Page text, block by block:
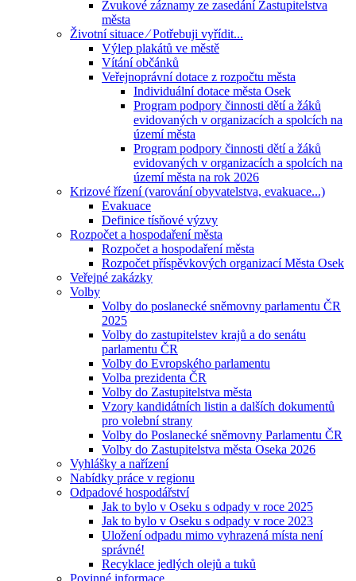
Zvukové záznamy ze zasedání Zastupitelstva
města
Životní situace ⁄ Potřebuji vyřídit...
Výlep plakátů ve městě
Vítání občánků
Veřejnoprávní dotace z rozpočtu města
Individuální dotace města Osek
Program podpory činnosti dětí a žáků
evidovaných v organizacích a spolcích na
území města
Program podpory činnosti dětí a žáků
evidovaných v organizacích a spolcích na
území města na rok 2026
Krizové řízení (varování obyvatelstva, evakuace...)
Evakuace
Definice tísňové výzvy
Rozpočet a hospodaření města
Rozpočet a hospodaření města
Rozpočet příspěvkových organizací Města Osek
Veřejné zakázky
Volby
Volby do poslanecké sněmovny parlamentu ČR
2025
Volby do zastupitelstev krajů a do senátu
parlamentu ČR
Volby do Evropského parlamentu
Volba prezidenta ČR
Volby do Zastupitelstva města
Vzory kandidátních listin a dalších dokumentů
pro volební strany
Volby do Poslanecké sněmovny Parlamentu ČR
Volby do Zastupitelstva města Oseka 2026
Vyhlášky a nařízení
Nabídky práce v regionu
Odpadové hospodářství
Jak to bylo v Oseku s odpady v roce 2025
Jak to bylo v Oseku s odpady v roce 2023
Uložení odpadu mimo vyhrazená místa není
správné!
Recyklace jedlých olejů a tuků
Povinné informace